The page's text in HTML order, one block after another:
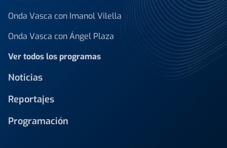
Onda Vasca con Imanol Vilella
Onda Vasca con Ángel Plaza
Ver todos los programas
Noticias
Reportajes
Programación